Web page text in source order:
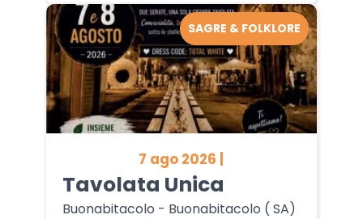
7 ago 2026 |
Tavolata Unica
Buonabitacolo - Buonabitacolo ( SA)
SAGRE & FOLKLORE